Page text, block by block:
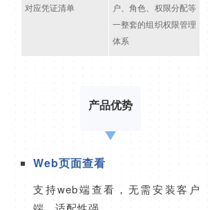
对应凭证清单
户、角色、权限分配等
一整套的组织权限管理
体系
产品优势
Web页面查看
支持web端查看，无需安装客户